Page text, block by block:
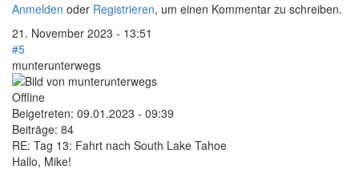
Anmelden oder Registrieren, um einen Kommentar zu schreiben.
21. November 2023 - 13:51
#5
munterunterwegs
Offline
Beigetreten: 09.01.2023 - 09:39
Beiträge: 84
RE: Tag 13: Fahrt nach South Lake Tahoe
Hallo, Mike!